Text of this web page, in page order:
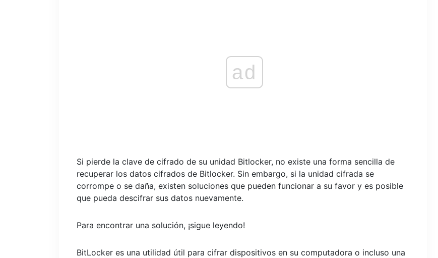
ad
Si pierde la clave de cifrado de su unidad Bitlocker, no existe una forma sencilla de
recuperar los datos cifrados de Bitlocker. Sin embargo, si la unidad cifrada se
corrompe o se daña, existen soluciones que pueden funcionar a su favor y es posible
que pueda descifrar sus datos nuevamente.
Para encontrar una solución, ¡sigue leyendo!
BitLocker es una utilidad útil para cifrar dispositivos en su computadora o incluso una